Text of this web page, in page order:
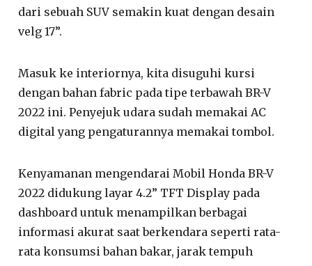
dari sebuah SUV semakin kuat dengan desain
velg 17”.
Masuk ke interiornya, kita disuguhi kursi
dengan bahan fabric pada tipe terbawah BR-V
2022 ini. Penyejuk udara sudah memakai AC
digital yang pengaturannya memakai tombol.
Kenyamanan mengendarai Mobil Honda BR-V
2022 didukung layar 4.2” TFT Display pada
dashboard untuk menampilkan berbagai
informasi akurat saat berkendara seperti rata-
rata konsumsi bahan bakar, jarak tempuh